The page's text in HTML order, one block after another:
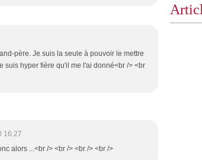
père. Je suis la seule à pouvoir le mettre
suis hyper fière qu'il me l'ai donné<br /> <br
16:27
alors ...<br /> <br /> <br /> <br />